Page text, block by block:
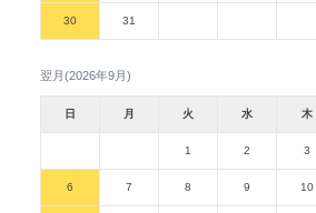
30 31
翌月(2026年9月)
日 月 火 水 木
1 2 3
6 7 8 9 10